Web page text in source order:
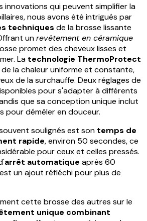
innovations qui peuvent simplifier la
nous avons été intrigués par
techniques de la brosse lissante
unrevêtement en céramique
promet des cheveux lisses et
La technologie ThermoProtect
la chaleur uniforme et constante,
de la surchauffe. Deux réglages de
pour s'adapter à différents
que sa conception unique inclut
démêler en douceur.
soulignés est son temps de
rapide, environ 50 secondes, ce
pour ceux et celles pressés.
arrêt automatique après 60
un ajout réfléchi pour plus de
cette brosse des autres sur le
unique combinant